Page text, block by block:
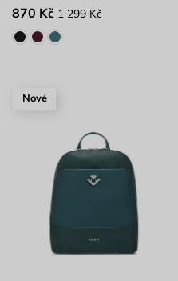
870 Kč 1 299 Kč
Nové